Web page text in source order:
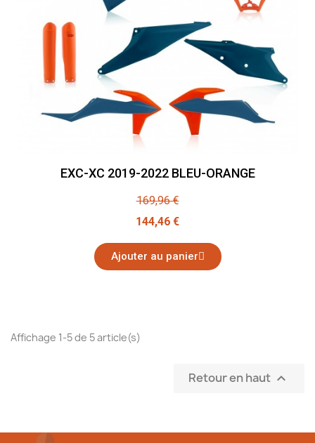
EXC-XC 2019-2022 BLEU-ORANGE
169,96 €
144,46 €
Ajouter au panier
Affichage 1-5 de 5 article(s)
Retour en haut 